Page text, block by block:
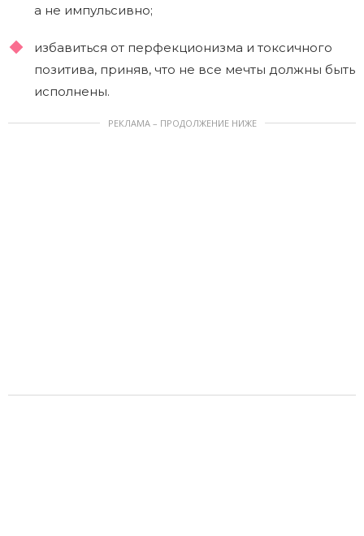
а не импульсивно;
избавиться от перфекционизма и токсичного
позитива, приняв, что не все мечты должны быть
исполнены.
РЕКЛАМА – ПРОДОЛЖЕНИЕ НИЖЕ